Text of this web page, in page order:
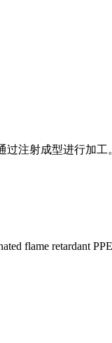
过注射成型进行加
flame retardant